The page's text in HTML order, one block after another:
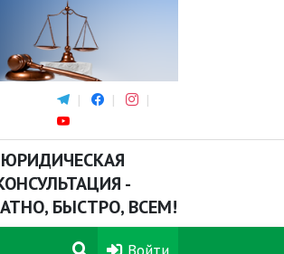
ЮРИДИЧЕСКАЯ
-
БЫСТРО, ВСЕМ!